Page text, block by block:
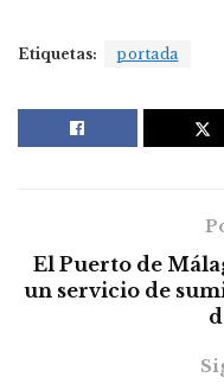
Etiquetas: portada
El Puerto de
un servicio de